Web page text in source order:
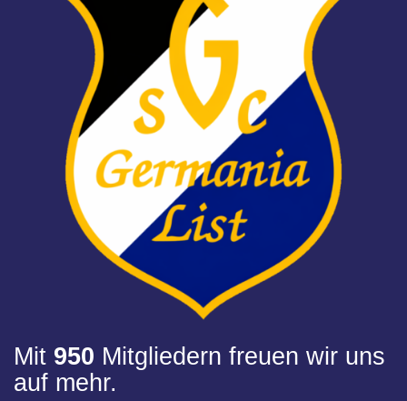
Mit 950 Mitgliedern freuen wir uns
auf mehr.